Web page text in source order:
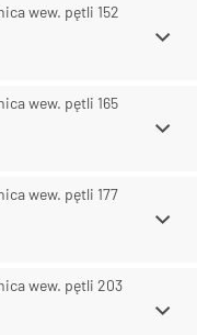
wew. pętli 152
wew. pętli 165
wew. pętli 177
wew. pętli 203